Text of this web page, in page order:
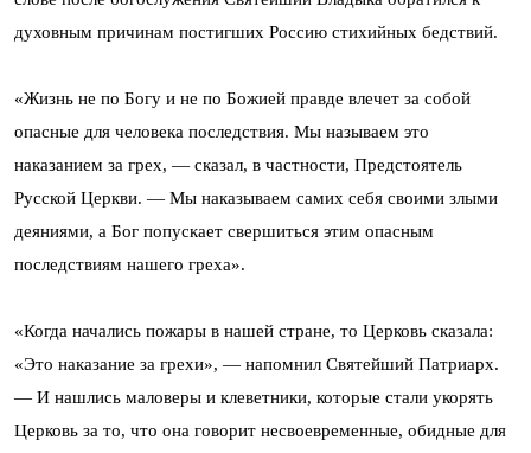
духовным причинам постигших Россию стихийных бедствий.
«Жизнь не по Богу и не по Божией правде влечет за собой
опасные для человека последствия. Мы называем это
наказанием за грех, — сказал, в частности, Предстоятель
Русской Церкви. — Мы наказываем самих себя своими злыми
деяниями, а Бог попускает свершиться этим опасным
последствиям нашего греха».
«Когда начались пожары в нашей стране, то Церковь сказала:
«Это наказание за грехи», — напомнил Святейший Патриарх.
— И нашлись маловеры и клеветники, которые стали укорять
Церковь за то, что она говорит несвоевременные, обидные для